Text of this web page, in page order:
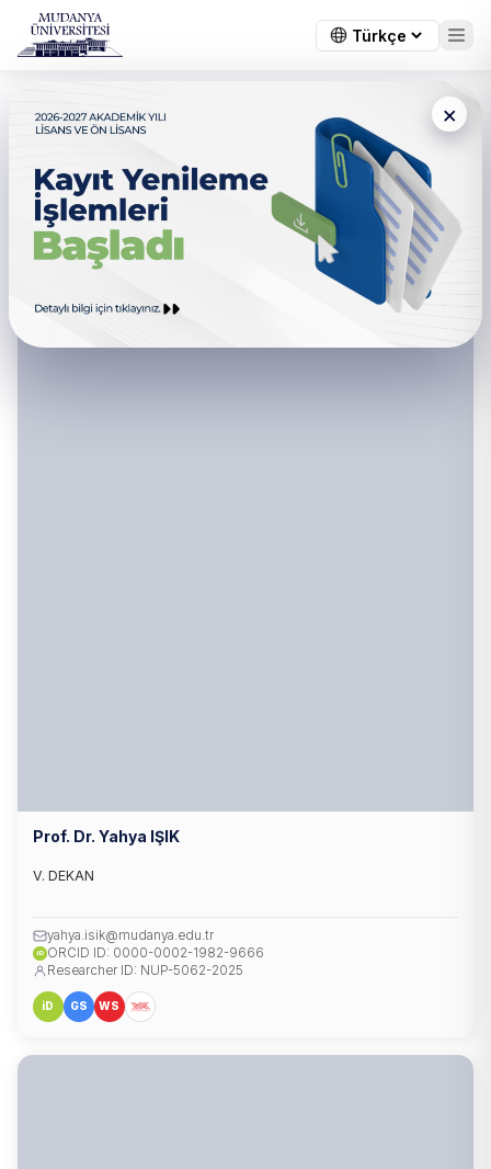
×
Mühendislik, Mimarlık ve
Tasarım Fakültesi - Fakülte
Kurulu
Prof. Dr. Yahya IŞIK
V. DEKAN
yahya.isik@mudanya.edu.tr
iD ORCID ID: 0000-0002-1982-9666
Researcher ID: NUP-5062-2025
iD GS WS